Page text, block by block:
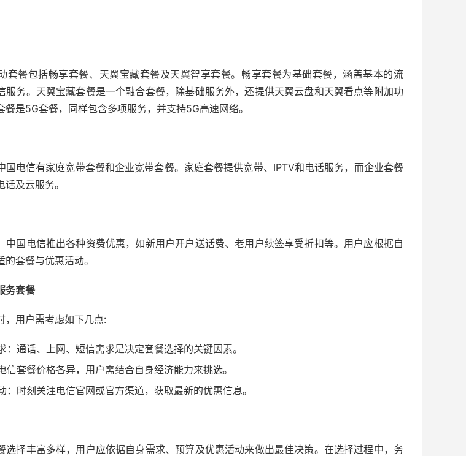
套餐包括畅享套餐、天翼宝藏套餐及天翼智享套餐。畅享套餐为基础套餐，涵盖基本的流
服务。天翼宝藏套餐是一个融合套餐，除基础服务外，还提供天翼云盘和天翼看点等附加功
餐是5G套餐，同样包含多项服务，并支持5G高速网络。
国电信有家庭宽带套餐和企业宽带套餐。家庭套餐提供宽带、IPTV和电话服务，而企业套餐
及云服务。
中国电信推出各种资费优惠，如新用户开户送话费、老用户续签享受折扣等。用户应根据自
套餐与优惠活动。
务套餐
，用户需考虑如下几点:
：通话、上网、短信需求是决定套餐选择的关键因素。
信套餐价格各异，用户需结合自身经济能力来挑选。
：时刻关注电信官网或官方渠道，获取最新的优惠信息。
选择丰富多样，用户应依据自身需求、预算及优惠活动来做出最佳决策。在选择过程中，务